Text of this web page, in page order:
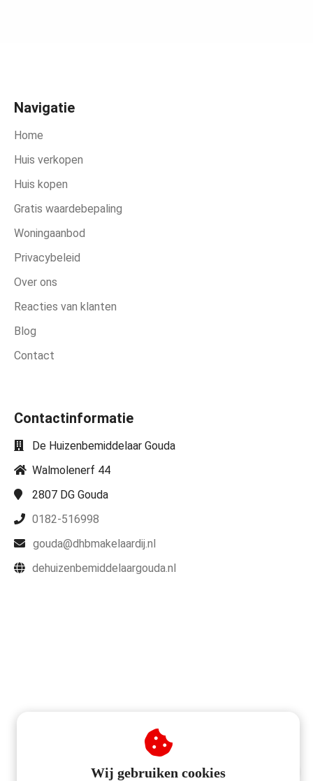
Navigatie
Home
Huis verkopen
Huis kopen
Gratis waardebepaling
Woningaanbod
Privacybeleid
Over ons
Reacties van klanten
Blog
Contact
Contactinformatie
De Huizenbemiddelaar Gouda
Walmolenerf 44
2807 DG Gouda
0182-516998
gouda@dhbmakelaardij.nl
dehuizenbemiddelaargouda.nl
Wij gebruiken cookies